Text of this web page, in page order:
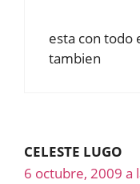
esta con todo
tambien
CELESTE LUGO
6 octubre, 2009 a